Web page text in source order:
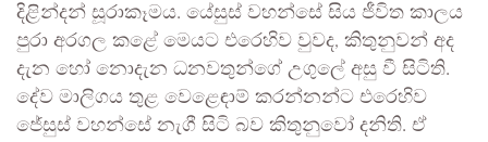
දිළින්දන් සූරාකෑමය. යේසුස් වහන්සේ සිය ජීවිත කාලය
පුරා අරගල කළේ මෙයට එරෙහිව වුවද, කිතුනුවන් අද
දැන හෝ නොදැන ධනවතුන්ගේ උගුලේ අසු වී සිටිති.
දේව මාලිගය තුළ වෙළෙඳාම් කරන්නන්ට එරෙහිව
ජේසුස් වහන්සේ නැගී සිටි බව කිතුනුවෝ දනිති. ඒ